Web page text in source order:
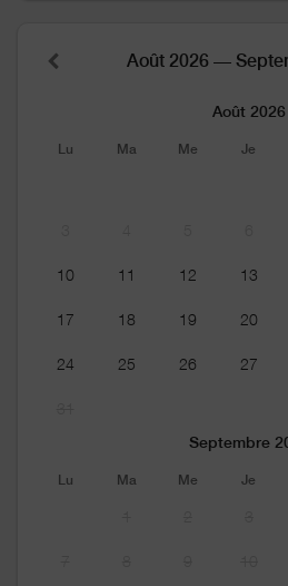
Août 2026 —
Août 2026
Lu Ma Me Je
10 11 12 13
17 18 19 20
24 25 26 27
Septembre
Lu Ma Me Je